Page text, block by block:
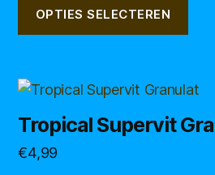
tot
€5,99
OPTIES SELECTEREN
Deze
optie
gekozen
worden
op
de
productpagina
Tropical Supervit
€4,99